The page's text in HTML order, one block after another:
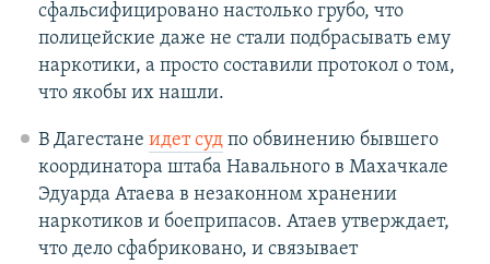
сфальсифицировано настолько грубо, что
полицейские даже не стали подбрасывать ему
наркотики, а просто составили протокол о том,
что якобы их нашли.
В Дагестане идет судпо обвинению бывшего
координатора штаба Навального в Махачкале
Эдуарда Атаева в незаконном хранении
наркотиков и боеприпасов. Атаев утверждает,
что дело сфабриковано, и связывает